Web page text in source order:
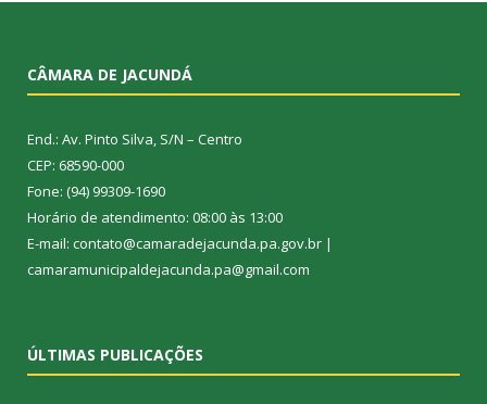
CÂMARA DE JACUNDÁ
End.: Av. Pinto Silva, S/N – Centro
CEP: 68590-000
Fone: (94) 99309-1690
Horário de atendimento: 08:00 às 13:00
E-mail: contato@camaradejacunda.pa.gov.br |
camaramunicipaldejacunda.pa@gmail.com
ÚLTIMAS PUBLICAÇÕES